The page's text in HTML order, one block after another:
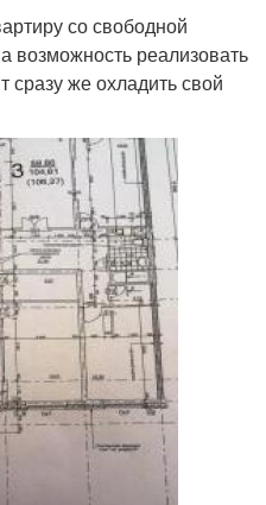
со свободной
возможность реализовать
сразу же охладить свой